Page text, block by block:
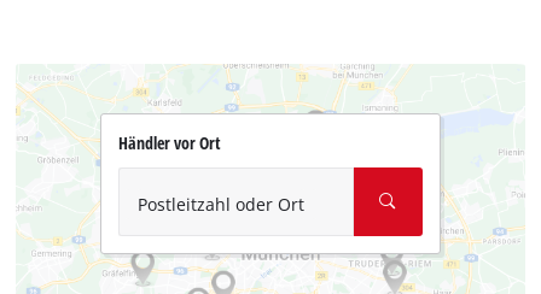
Händler vor Ort
Postleitzahl oder Ort